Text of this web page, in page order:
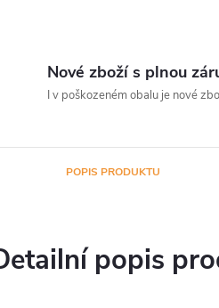
Nové zboží s plnou
I v poškozeném obalu je nové
POPIS PRODUKTU
popis